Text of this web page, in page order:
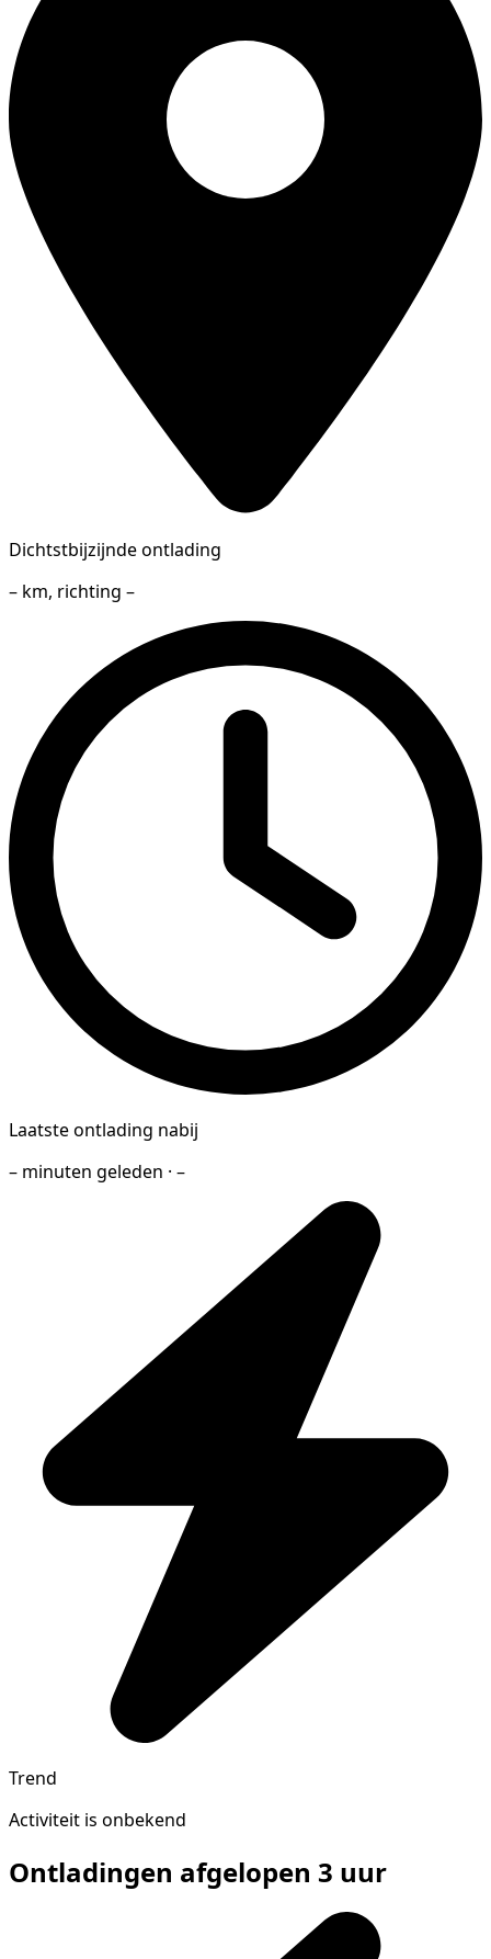
Dichtstbijzijnde ontlading
– km, richting –
Laatste ontlading nabij
– minuten geleden · –
Trend
Activiteit is onbekend
Ontladingen afgelopen 3 uur